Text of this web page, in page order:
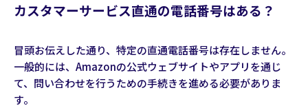
カスタマーサービス直通の電話番号はある？
冒頭お伝えした通り、特定の直通電話番号は存在しません。
一般的には、Amazonの公式ウェブサイトやアプリを通じ
て、問い合わせを行うための手続きを進める必要がありま
す。